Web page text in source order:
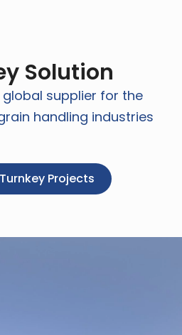
Solution
supplier for the
handling industries
Projects